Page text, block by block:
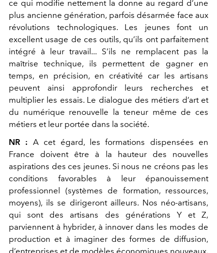
ce qui modifie nettement la donne au regard d’une
plus ancienne génération, parfois désarmée face aux
révolutions technologiques. Les jeunes font un
excellent usage de ces outils, qu’ils ont parfaitement
intégré à leur travail... S’ils ne remplacent pas la
maîtrise technique, ils permettent de gagner en
temps, en précision, en créativité car les artisans
peuvent ainsi approfondir leurs recherches et
multiplier les essais. Le dialogue des métiers d’art et
du numérique renouvelle la teneur même de ces
métiers et leur portée dans la société.
NR : A cet égard, les formations dispensées en
France doivent être à la hauteur des nouvelles
aspirations des ces jeunes. Si nous ne créons pas les
conditions favorables à leur épanouissement
professionnel (systèmes de formation, ressources,
moyens), ils se dirigeront ailleurs. Nos néo-artisans,
qui sont des artisans des générations Y et Z,
parviennent à hybrider, à innover dans les modes de
production et à imaginer des formes de diffusion,